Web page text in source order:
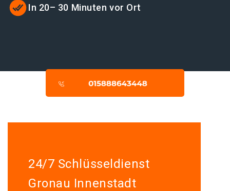
In 20– 30 Minuten vor Ort
24/7 Schlüsseldienst
Gronau Innenstadt